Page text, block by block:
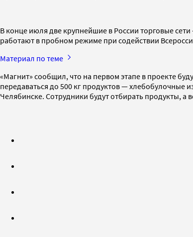
В конце июля две крупнейшие в России торговые
работают в пробном режиме при содействии
Материал по теме
«Магнит» сообщил, что на первом этапе в проекте
передаваться до 500 кг продуктов — хлебобулочные
Челябинске. Сотрудники будут отбирать продукты, а